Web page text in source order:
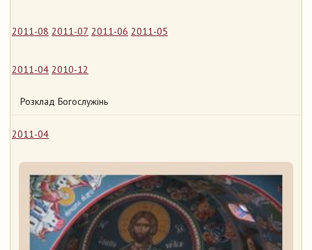
2011-08 2011-07 2011-06 2011-05
2011-04 2010-12
Розклад Богослужінь
2011-04